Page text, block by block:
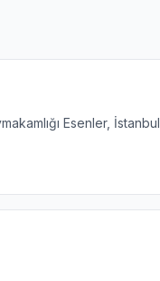
Esenler, İstanbul